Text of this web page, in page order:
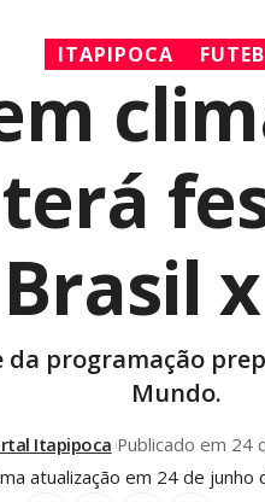
ITAPIPOCA
da programação
Mundo.
atualização em 24 de junho
Itapipoca Publicado em 24